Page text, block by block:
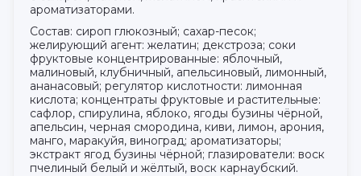
ароматизаторами.
Состав: сироп глюкозный; сахар-песок;
желирующий агент: желатин; декстроза; соки
фруктовые концентрированные: яблочный,
малиновый, клубничный, апельсиновый, лимонный,
ананасовый; регулятор кислотности: лимонная
кислота; концентраты фруктовые и растительные:
сафлор, спирулина, яблоко, ягоды бузины чёрной,
апельсин, черная смородина, киви, лимон, арония,
манго, маракуйя, виноград; ароматизаторы;
экстракт ягод бузины чёрной; глазирователи: воск
пчелиный белый и жёлтый, воск карнаубский.